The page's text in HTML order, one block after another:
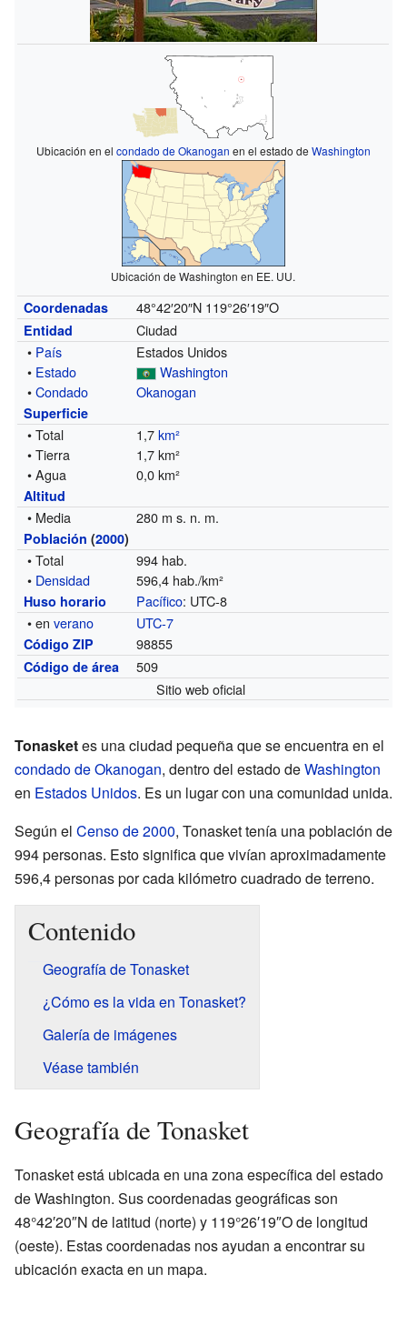
Ubicación en el condado de Okanogan en el estado de Washington
Ubicación de Washington en EE. UU.
Coordenadas 48°42′20″N 119°26′19″O
Entidad
Ciudad
• País
Estados Unidos
• Estado
Washington
•Condado Okanogan
Superficie
• Total 1,7km²
• Tierra
1,7 km²
• Agua
0,0 km²
Altitud
• Media 280 m s. n. m.
Población (2000)
• Total
994 hab.
• Densidad 596,4 hab./km²
Huso horario Pacífico: UTC-8
• enverano UTC-7
Código ZIP 98855
Código de área
509
Sitio web oficial
Tonasketes una ciudad pequeña que se encuentra en el
condado de Okanogan, dentro del estado deWashington
en Estados Unidos. Es un lugar con una comunidad unida.
Según el Censo de 2000, Tonasket tenía una población de
994 personas. Esto significa que vivían aproximadamente
596,4 personas por cada kilómetro cuadrado de terreno.
Contenido
Geografía de Tonasket
¿Cómo es la vida en Tonasket?
Galería de imágenes
Véase también
Geografía de Tonasket
Tonasket está ubicada en una zona específica del estado
de Washington. Sus coordenadas geográficas son
48°42′20″N de latitud (norte) y 119°26′19″O de longitud
(oeste). Estas coordenadas nos ayudan a encontrar su
ubicación exacta en un mapa.